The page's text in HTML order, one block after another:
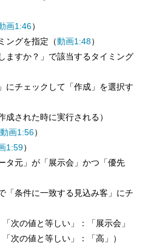
画1:46）
ングを指定（動画1:48）
ますか？」で該当するタイミング
にチェックして「作成」を選択す
された時に実行される）
動画1:56）
1:59）
タ元」が「展示会」かつ「優先
「条件に一致する見込み客」にチ
の値と等しい」：「展示会」
の値と等しい」：「高」）